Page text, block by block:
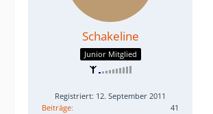
Schakeline
Junior Mitglied
Registriert: 12. September 2011
Beiträge
41